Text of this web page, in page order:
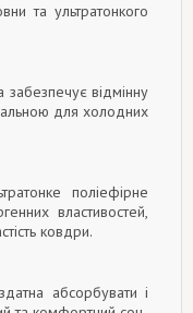
та ультратонкого
відмінну
для холодних
поліефірне
властивостей,
ковдри.
абсорбувати і